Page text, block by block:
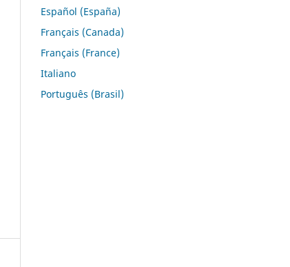
Español (España)
Français (Canada)
Français (France)
Italiano
Português (Brasil)